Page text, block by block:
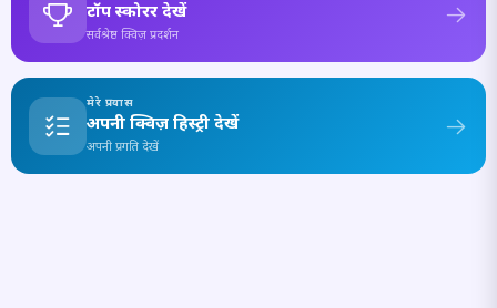
टॉप स्कोरर देखें
सर्वश्रेष्ठ क्विज़ प्रदर्शन
मेरे प्रयास
अपनी क्विज़ हिस्ट्री देखें
अपनी प्रगति देखें